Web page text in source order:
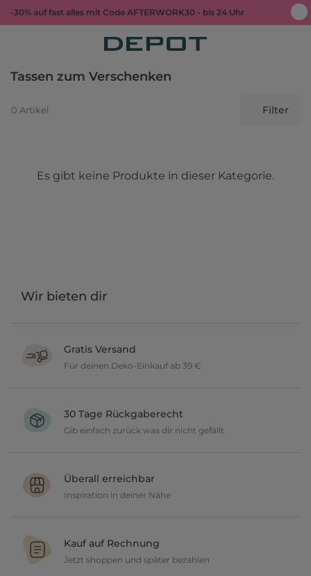
-30% auf fast alles mit Code AFTERWORK30 - bis 24 Uhr
Tassen zum Verschenken
0 Artikel Filter
Es gibt keine Produkte in dieser Kategorie.
Wir bieten dir
Gratis Versand
Für deinen Deko-Einkauf ab 39 €
30 Tage Rückgaberecht
Gib einfach zurück was dir nicht gefällt
geben dir 30 Tage Zeit etwas zurückzusenden.
Überall erreichbar
Inspiration in deiner Nähe
und lasse dich inspirieren.
Kauf auf Rechnung
Jetzt shoppen und später bezahlen